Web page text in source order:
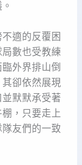
適的反覆困
數也受教練
外界排山倒
卻依然展現
默默承受著
，只要走上
友們的一致